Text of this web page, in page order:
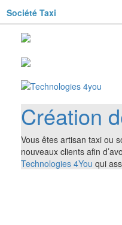
Société Taxi
Création
Vous êtes artisan taxi ou
nouveaux clients afin
Technologies 4You qui